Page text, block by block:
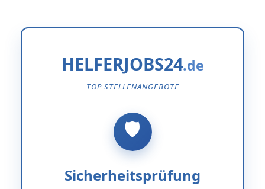
HELFERJOBS24
TOP STELLENANGEBOTE
Sicherheitsprüfung